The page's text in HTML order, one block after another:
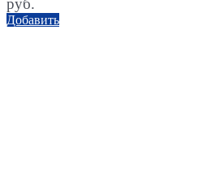
руб.
Добавить